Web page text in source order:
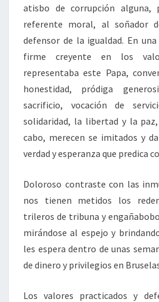
atisbo de corrupción alguna,
referente moral, al soñador
defensor de la igualdad. En
firme creyente en los
representaba este Papa,
honestidad, pródiga
sacrificio, vocación de
solidaridad, la libertad y la
cabo, merecen se imitados y
verdad y esperanza que predica
Doloroso contraste con las
nos tienen metidos los
trileros de tribuna y
mirándose al espejo y
les espera dentro de unas
de dinero y privilegios en
Los valores practicados y